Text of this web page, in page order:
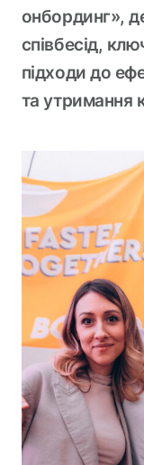
онбординг»,
співбесід,
підходи до
та утримання